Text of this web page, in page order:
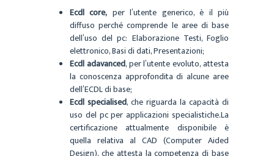
Ecdl core, per l’utente generico, è il più
diffuso perché comprende le aree di base
dell’uso del pc: Elaborazione Testi, Foglio
elettronico, Basi di dati, Presentazioni;
Ecdl adavanced, per l’utente evoluto, attesta
la conoscenza approfondita di alcune aree
dell’ECDL di base;
Ecdl specialised, che riguarda la capacità di
uso del pc per applicazioni specialistiche.La
certificazione attualmente disponibile è
quella relativa al CAD (Computer Aided